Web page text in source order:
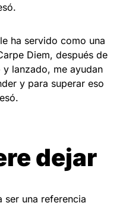
ha servido como una
Diem, después de
lanzado, me ayudan
y para superar eso
dejar
ser una referencia